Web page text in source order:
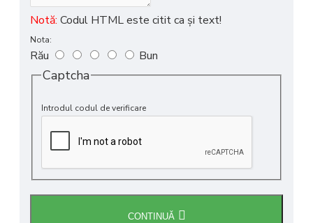
Notă: Codul HTML este citit ca şi text!
Nota:
Rău Bun
Captcha
Introdul codul de verificare
CONTINUĂ